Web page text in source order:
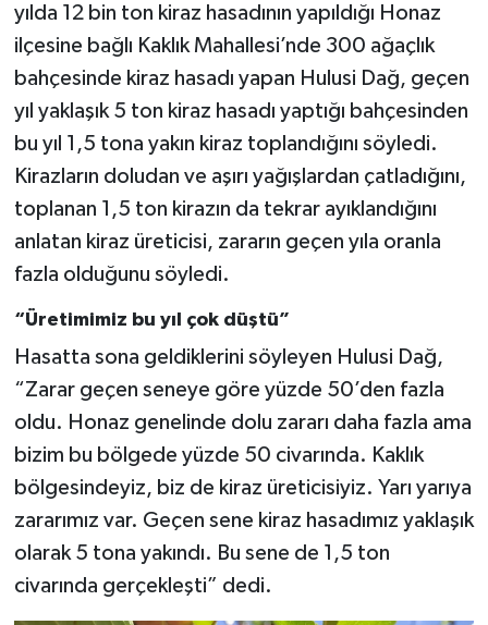
yılda 12 bin ton kiraz hasadının yapıldığı Honaz
ilçesine bağlı Kaklık Mahallesi’nde 300 ağaçlık
bahçesinde kiraz hasadı yapan Hulusi Dağ, geçen
yıl yaklaşık 5 ton kiraz hasadı yaptığı bahçesinden
bu yıl 1,5 tona yakın kiraz toplandığını söyledi.
Kirazların doludan ve aşırı yağışlardan çatladığını,
toplanan 1,5 ton kirazın da tekrar ayıklandığını
anlatan kiraz üreticisi, zararın geçen yıla oranla
fazla olduğunu söyledi.
“Üretimimiz bu yıl çok düştü”
Hasatta sona geldiklerini söyleyen Hulusi Dağ,
“Zarar geçen seneye göre yüzde 50’den fazla
oldu. Honaz genelinde dolu zararı daha fazla ama
bizim bu bölgede yüzde 50 civarında. Kaklık
bölgesindeyiz, biz de kiraz üreticisiyiz. Yarı yarıya
zararımız var. Geçen sene kiraz hasadımız yaklaşık
olarak 5 tona yakındı. Bu sene de 1,5 ton
civarında gerçekleşti” dedi.